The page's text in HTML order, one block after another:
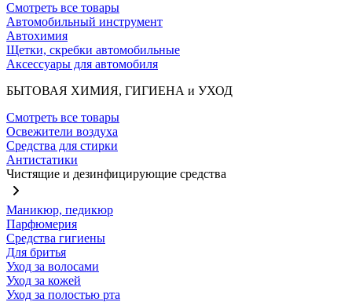
Смотреть все товары
Автомобильный инструмент
Автохимия
Щетки, скребки автомобильные
Аксессуары для автомобиля
БЫТОВАЯ ХИМИЯ, ГИГИЕНА и УХОД
Смотреть все товары
Освежители воздуха
Средства для стирки
Антистатики
Чистящие и дезинфицирующие средства
Маникюр, педикюр
Парфюмерия
Средства гигиены
Для бритья
Уход за волосами
Уход за кожей
Уход за полостью рта